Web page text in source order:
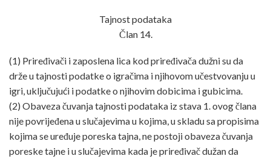
Tajnost podataka
Član 14.
(1) Priređivači i zaposlena lica kod priređivača dužni su da
drže u tajnosti podatke o igračima i njihovom učestvovanju u
igri, uključujući i podatke o njihovim dobicima i gubicima.
(2) Obaveza čuvanja tajnosti podataka iz stava 1. ovog člana
nije povrijeđena u slučajevima u kojima, u skladu sa propisima
kojima se uređuje poreska tajna, ne postoji obaveza čuvanja
poreske tajne i u slučajevima kada je priređivač dužan da